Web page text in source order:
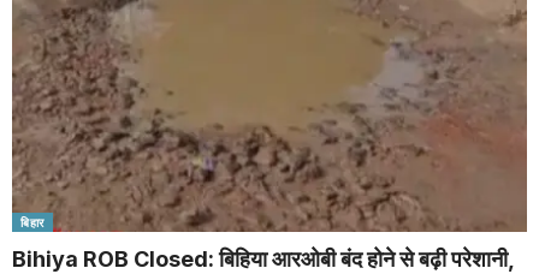
बिहार
Bihiya ROB Closed: बिहिया आरओबी बंद होने से बढ़ी परेशानी,